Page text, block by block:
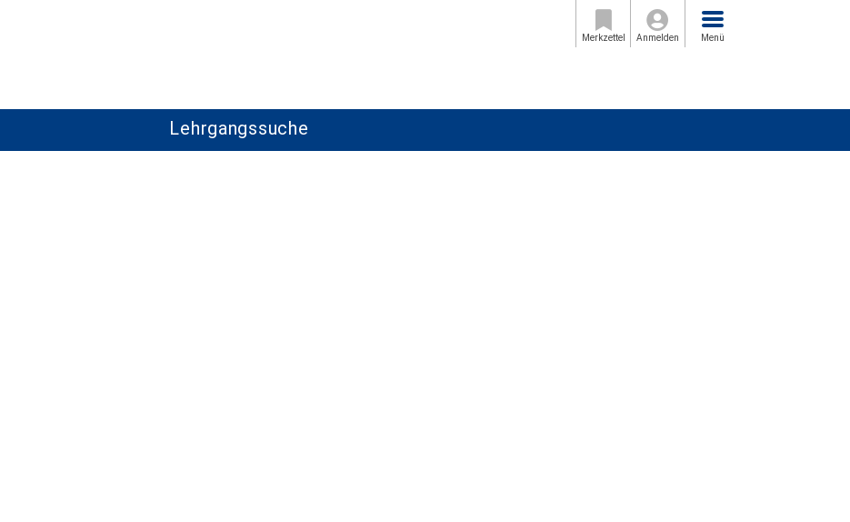
Merkzettel Anmelden
Menü
Menü
Lehrgangssuche